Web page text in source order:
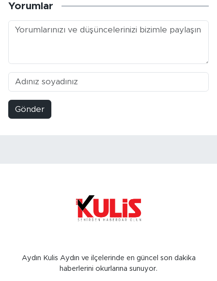
Yorumlar
Gönder
Aydın Kulis Aydın ve ilçelerinde en güncel son dakika
haberlerini okurlarına sunuyor.